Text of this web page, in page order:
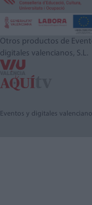
Otros productos de
digitales valencianos, S.L.
Eventos y digitales